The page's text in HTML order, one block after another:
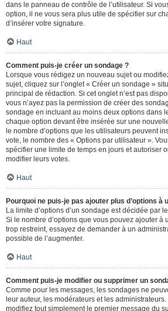
dans le panneau de contrôle de l’utilisateur. Si
option, il ne vous sera plus utile de spécifier sur
d’insérer votre signature.
Haut
Comment puis-je créer un sondage ?
Lorsque vous rédigez un nouveau sujet ou
sujet, cliquez sur l’onglet « Créer un sondage »
principal de rédaction. Si cet onglet n’est pas
vous n’ayez pas la permission de créer des
sondage en incluant au moins deux options dans
chaque option devant être insérée sur une
le nombre d’options que les utilisateurs peuvent
vote, le nombre des « Options par utilisateur ».
spécifier une limite de temps en jours et autoriser
modifier leurs votes.
Haut
Pourquoi ne puis-je pas ajouter plus d’options à
La limite d’options d’un sondage est décidée par
Si le nombre d’options que vous pouvez ajouter à
trop restreint, essayez de demander à un
possible de l’augmenter.
Haut
Comment puis-je modifier ou supprimer un
Comme pour les messages, les sondages ne
leur auteur, les modérateurs et les
modifiez tout simplement le premier message du